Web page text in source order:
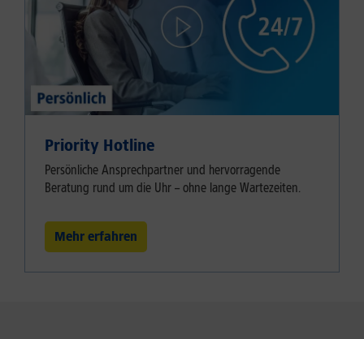
Priority Hotline
Persönliche Ansprechpartner und hervorragende
Beratung rund um die Uhr – ohne lange Wartezeiten.
Mehr erfahren